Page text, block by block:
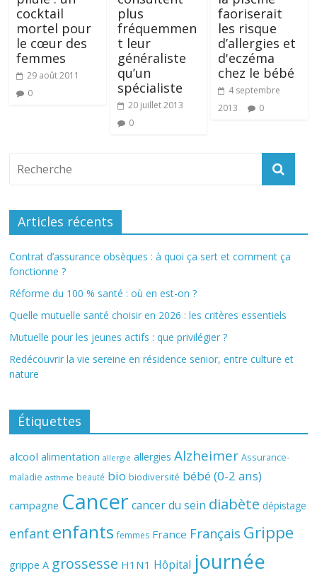
cocktail
mortel pour
le cœur des
femmes
29 août 2011
0
plus
fréquemmen
t leur
généraliste
qu’un
spécialiste
20 juillet 2013
0
faoriserait
les risque
d’allergies et
d'eczéma
chez le bébé
4 septembre
2013
0
Articles récents
Contrat d’assurance obsèques : à quoi ça sert et comment ça
fonctionne ?
Réforme du 100 % santé : où en est-on ?
Quelle mutuelle santé choisir en 2026 : les critères essentiels
Mutuelle pour les jeunes actifs : que privilégier ?
Redécouvrir la vie sereine en résidence senior, entre culture et
nature
Étiquettes
alcool alimentation allergie allergies Alzheimer Assurance-
maladie asthme beauté bio biodiversité bébé (0-2 ans)
campagne Cancer cancer du sein diabète dépistage
enfant enfants femmes France Français Grippe
grippe A grossesse H1N1 Hôpital journée